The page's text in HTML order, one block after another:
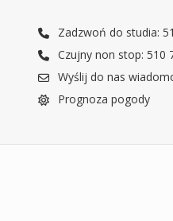
Zadzwoń do studia:
Czujny non stop: 510
Wyślij do nas
Prognoza pogody